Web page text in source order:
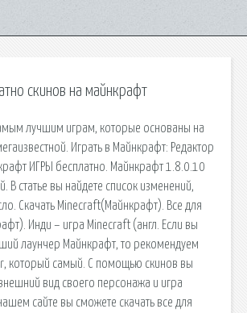
скинов на майнкрафт
лучшим играм, которые основаны на
Играть в Майнкрафт: Редактор
ИГРЫ бесплатно. Майнкрафт 1.8.0.10
В статье вы найдете список изменений,
Скачать Minecraft(Майнкрафт). Все для
Инди – игра Minecraft (англ. Если вы
лаунчер Майнкрафт, то рекомендуем
который самый. С помощью скинов вы
вид своего персонажа и игра
сайте вы сможете скачать все для